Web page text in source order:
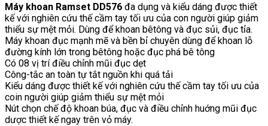
Máy khoan Ramset DD576 đa dụng và kiểu dáng được thiết
kế với nghiên cứu thế cầm tay tối ưu của con người giúp giảm
thiểu sự mệt mỏi. Dùng để khoan bêtông và đục sủi, đục tỉa.
Máy khoan đục mạnh mẽ và bền bỉ chuyên dùng để khoan lỗ
đường kính lớn trong bêtông hoặc đục phá bê tông
Có 08 vị trí điều chỉnh mũi đục dẹt
Công-tắc an toàn tự tắt nguồn khi quá tải
Kiểu dáng được thiết kế với nghiên cứu thế cầm tay tối ưu của
coin người giúp giảm thiểu sự mệt mỏi
Nút chọn chế độ khoan búa, đục và điều chỉnh huớng mũi đục
dược thiết kế ngay trên vỏ máy.